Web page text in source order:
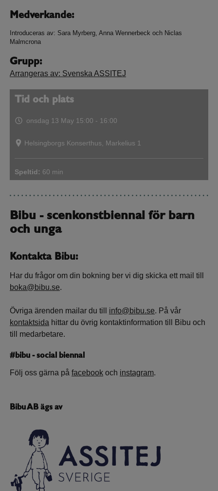
Medverkande:
Introduceras av: Sara Myrberg, Anna Wennerbeck och Niclas
Malmcrona
Grupp:
Arrangeras av: Svenska ASSITEJ
Tid och plats
onsdag 13 May 15:00 - 16:00
Helsingborgs Konserthus, Markelius 1
Speltid: 60 min
Bibu - scenkonstbiennal för barn
och unga
Kontakta Bibu:
Har du frågor om din bokning ber vi dig skicka ett mail till
boka@bibu.se.
Övriga ärenden mailar du till info@bibu.se. På vår
kontaktsida hittar du övrig kontaktinformation till Bibu och
till medarbetare.
#bibu - social biennal
Följ oss gärna på facebook och instagram.
Bibu AB ägs av